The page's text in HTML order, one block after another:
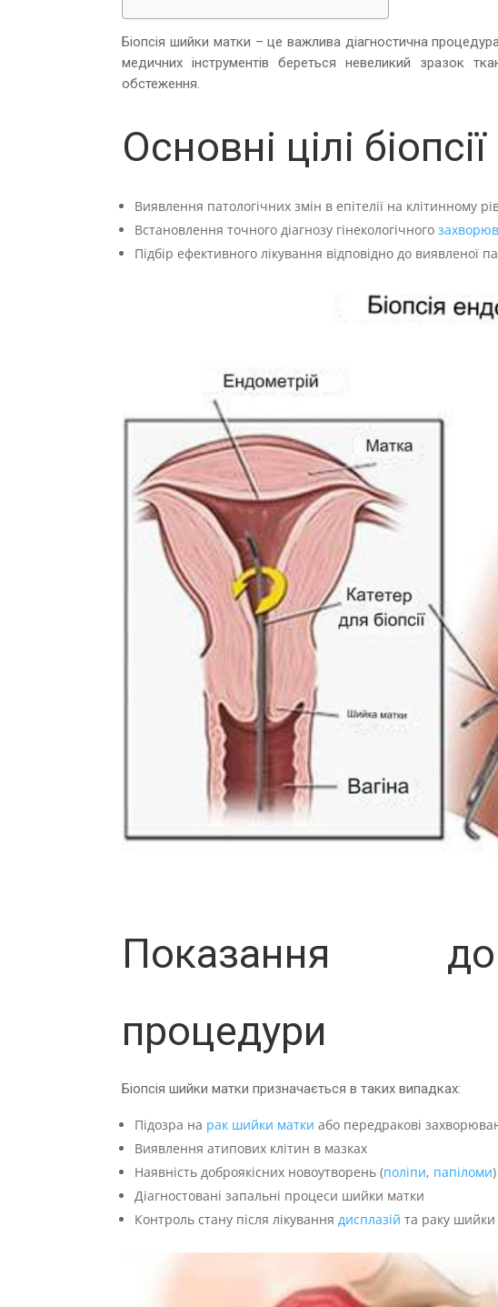
Біопсія шийки матки – це важлива діагностична
медичних інструментів береться невеликий зразок
обстеження.
Основні цілі
Виявлення патологічних змін в епітелії на клітинному
Встановлення точного діагнозу гінекологічного
Підбір ефективного лікування відповідно до виявленої
Показання
процедури
Біопсія шийки матки призначається в таких випадках:
Підозра на рак шийки матки або передракові
Виявлення атипових клітин в мазках
Наявність доброякісних новоутворень (поліпи, папіломи)
Діагностовані запальні процеси шийки матки
Контроль стану після лікування дисплазій та раку шийки